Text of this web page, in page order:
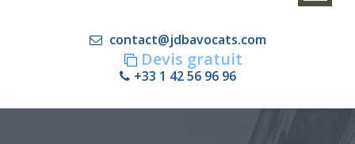
contact@jdbavocats.com
Devis gratuit
+33 1 42 56 96 96